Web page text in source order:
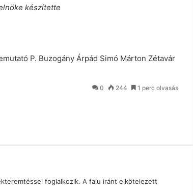
készítette
P. Buzogány Árpád Simó Márton Zétavár
0 244 1 perc olvasás
foglalkozik. A falu iránt elkötelezett